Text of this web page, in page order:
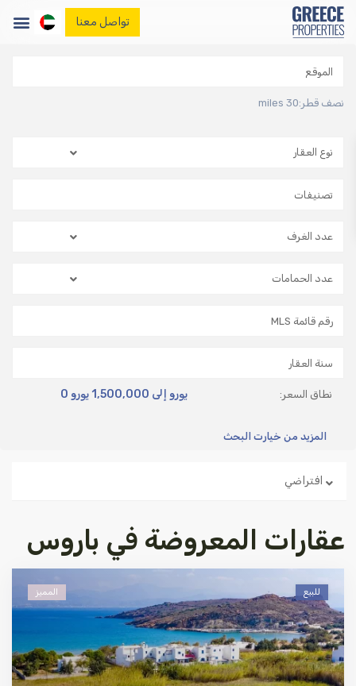
تواصل معنا
الصفحة الرئيسية
العقارات
المدونة
نصف قطر:30 miles
نوع العقار
عدد الغرف
عدد الحمامات
نطاق السعر: 0 يورو إلى 1,500,000 يورو
المزيد من خيارت البحث
افتراضي
عقارات المعروضة في باروس
المميز للبيع